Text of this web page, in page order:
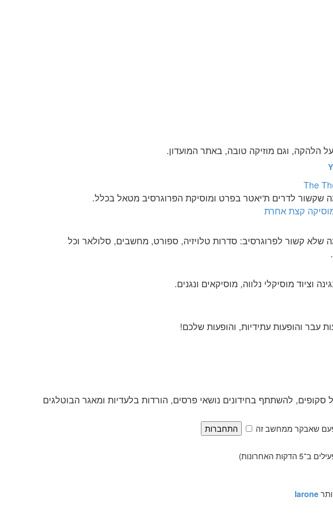
הלהקה, וגם מוזיקה טובה, באתר המועדון.
The
שקשור לדרים ת'יאטר בפרט ומוסיקת הפרוגרסיב מטאל בכלל.
קצת אחרת
שלא קשור לפרוגרסיב: סדרות טלויזיה, ספורט, מחשבים, סלולאר וכל
וציוד מוסיקלי נלווה, מוסיקאים ונגנים.
עבר והופעות עתידיות, והופעות שלכם!
להשתתף בחידונים נושאי פרסים, הורדות בלעדיות ומאגר הבוטלגים
פעם שאבקר ממחשב זה
larone